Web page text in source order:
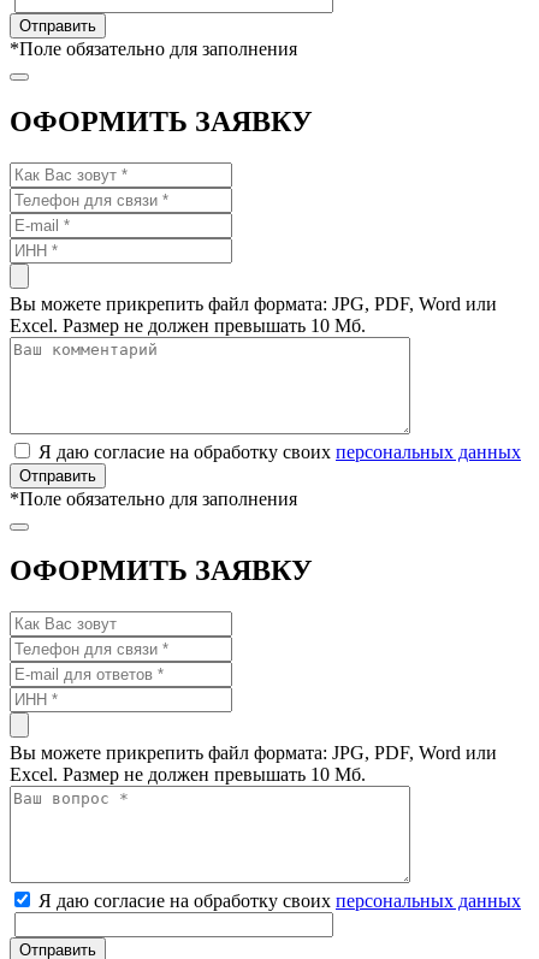
*Поле обязательно для заполнения
ОФОРМИТЬ ЗАЯВКУ
Вы можете прикрепить файл формата: JPG, PDF, Word или
Excel. Размер не должен превышать 10 Мб.
Я даю согласие на обработку своих персональных данных
*Поле обязательно для заполнения
ОФОРМИТЬ ЗАЯВКУ
Вы можете прикрепить файл формата: JPG, PDF, Word или
Excel. Размер не должен превышать 10 Мб.
Я даю согласие на обработку своих персональных данных